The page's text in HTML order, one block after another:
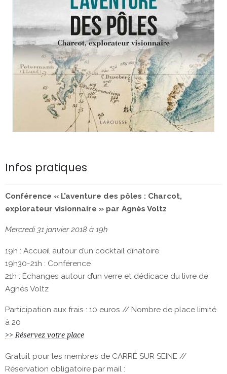
Infos pratiques
Conférence « L’aventure des pôles : Charcot,
explorateur visionnaire » par Agnès Voltz
Mercredi 31 janvier 2018 à 19h
19h : Accueil autour d’un cocktail dînatoire
19h30-21h : Conférence
21h : Échanges autour d’un verre et dédicace du livre de
Agnès Voltz
Participation aux frais : 10 euros // Nombre de place limité
à 20
>> Réservez votre place
Gratuit pour les membres de CARRÉ SUR SEINE //
Réservation obligatoire par mail :